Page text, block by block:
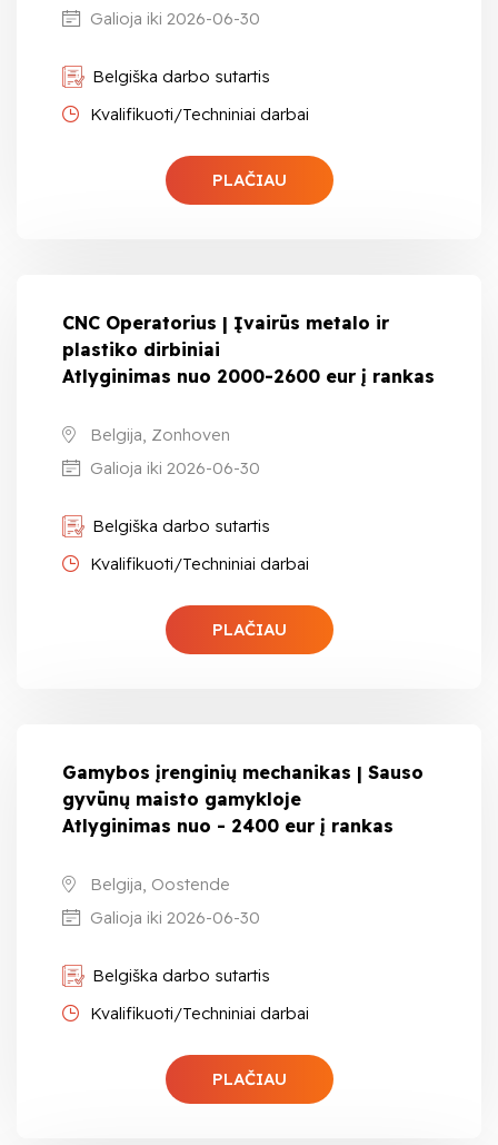
Galioja iki 2026-06-30
Belgiška darbo sutartis
Kvalifikuoti/Techniniai darbai
PLAČIAU
CNC Operatorius | Įvairūs metalo ir
plastiko dirbiniai
Atlyginimas nuo 2000-2600 eur į rankas
Belgija, Zonhoven
Galioja iki 2026-06-30
Belgiška darbo sutartis
Kvalifikuoti/Techniniai darbai
PLAČIAU
Gamybos įrenginių mechanikas | Sauso
gyvūnų maisto gamykloje
Atlyginimas nuo - 2400 eur į rankas
Belgija, Oostende
Galioja iki 2026-06-30
Belgiška darbo sutartis
Kvalifikuoti/Techniniai darbai
PLAČIAU